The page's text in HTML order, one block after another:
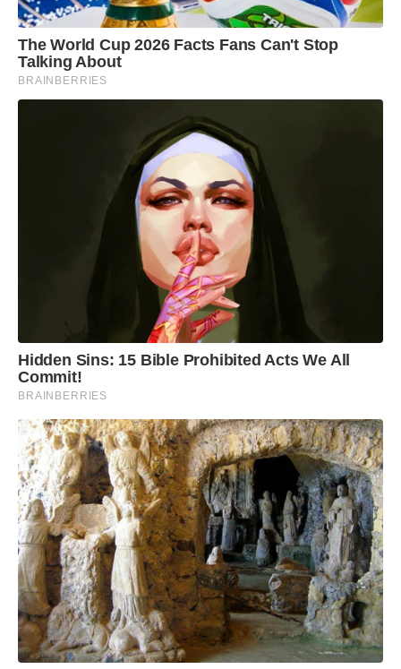
The World Cup 2026 Facts Fans Can't Stop
Talking About
BRAINBERRIES
Hidden Sins: 15 Bible Prohibited Acts We All
Commit!
BRAINBERRIES